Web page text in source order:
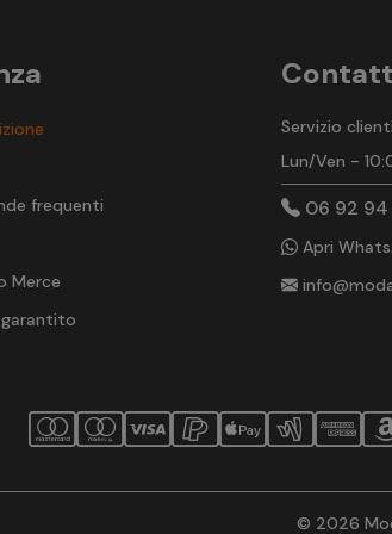
frequenti
Merce
garantito
Servizio
Lun/Ven -
06 92 94
Apri
© 2026